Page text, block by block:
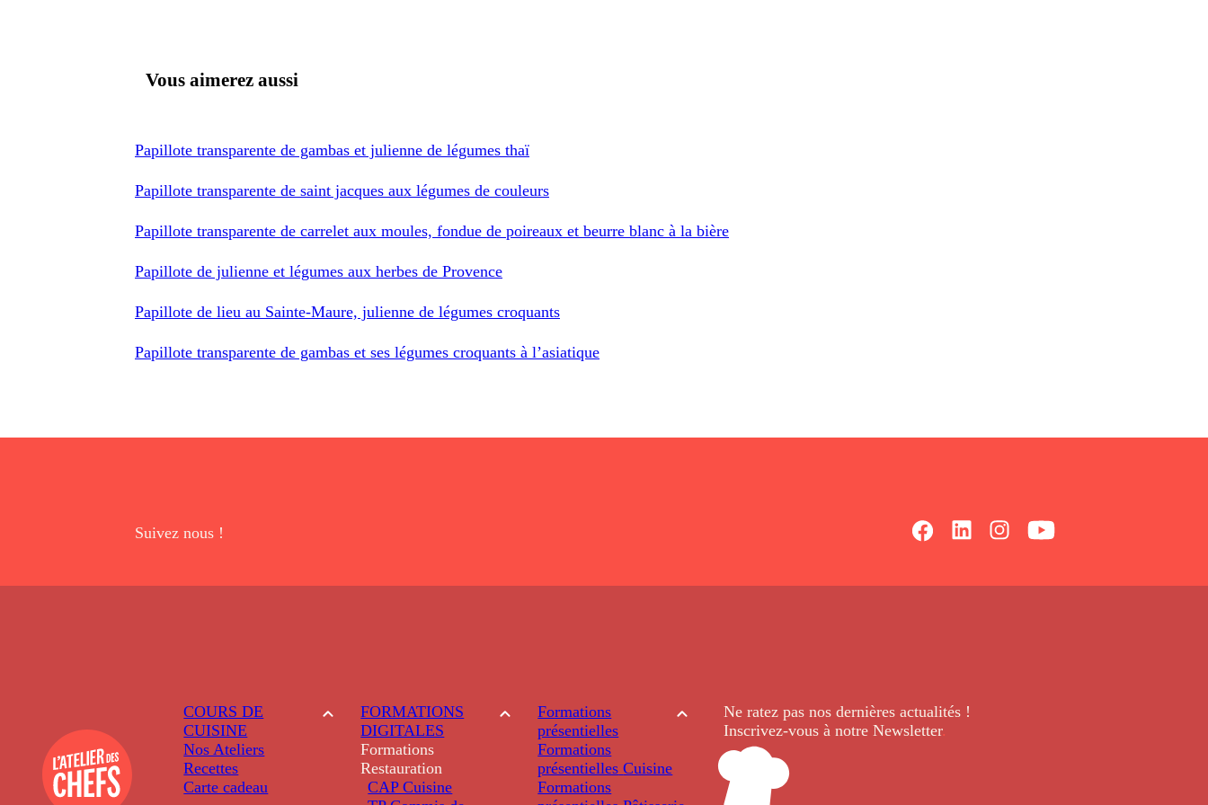
Vous aimerez aussi
Papillote transparente de gambas et julienne de légumes thaï
Papillote transparente de saint jacques aux légumes de couleurs
Papillote transparente de carrelet aux moules, fondue de poireaux et beurre blanc à la bière
Papillote de julienne et légumes aux herbes de Provence
Papillote de lieu au Sainte-Maure, julienne de légumes croquants
Papillote transparente de gambas et ses légumes croquants à l’asiatique
Suivez nous !
COURS DE
CUISINE
Nos Ateliers
Recettes
Carte cadeau
FORMATIONS
DIGITALES
Formations
Restauration
CAP Cuisine
Formations
présentielles
Formations
présentielles Cuisine
Formations
Ne ratez pas nos dernièresactualités !
Inscrivez-vous à notre Newsletter.